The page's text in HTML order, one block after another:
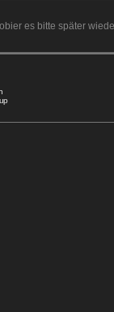
es bitte später